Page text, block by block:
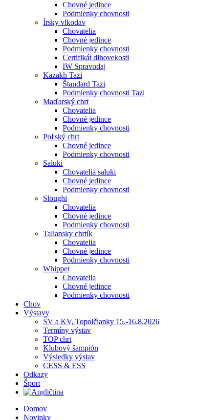
Chovné jedince
Podmienky chovnosti
Írsky vlkodav
Chovatelia
Chovné jedince
Podmienky chovnosti
Certifikát dlhovekosti
IW Spravodaj
Kazakh Tazi
Štandard Tazi
Podmienky chovnosti Tazi
Maďarský chrt
Chovatelia
Chovné jedince
Podmienky chovnosti
Poľský chrt
Chovné jedince
Podmienky chovnosti
Saluki
Chovatelia saluki
Chovné jedince
Podmienky chovnosti
Sloughi
Chovatelia
Chovné jedince
Podmienky chovnosti
Taliansky chrtík
Chovatelia
Chovné jedince
Podmienky chovnosti
Whippet
Chovatelia
Chovné jedince
Podmienky chovnosti
Chov
Výstavy
ŠV a KV, Topolčianky 15.-16.8.2026
Termíny výstav
TOP chrt
Klubový šampión
Výsledky výstav
CESS & ESS
Odkazy
Šport
Domov
Novinky